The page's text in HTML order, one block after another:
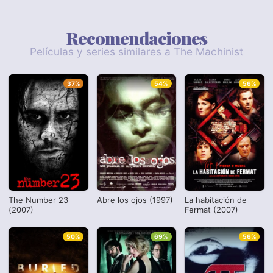
Recomendaciones
Películas y series similares a The Machinist
The Number 23
(2007)
37%
Abre los ojos (1997)
54%
La habitación de
Fermat (2007)
56%
50% 69% 56%